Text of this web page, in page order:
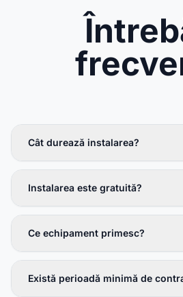
Cât durează instalarea?
Instalarea este gratuită?
Ce echipament primesc?
Există perioadă minimă de